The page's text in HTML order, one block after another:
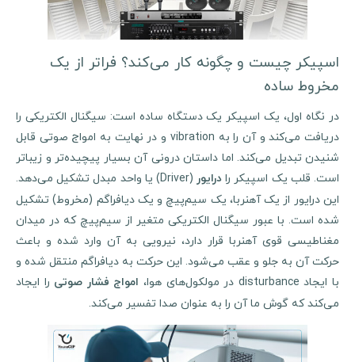
اسپیکر چیست و چگونه کار می‌کند؟ فراتر از یک
مخروط ساده
در نگاه اول، یک اسپیکر یک دستگاه ساده است: سیگنال الکتریکی را
دریافت می‌کند و آن را به vibration و در نهایت به امواج صوتی قابل
شنیدن تبدیل می‌کند. اما داستان درونی آن بسیار پیچیده‌تر و زیباتر
است. قلب یک اسپیکر رادرایور
(Driver) یا واحد مبدل تشکیل می‌دهد.
این درایور از یک آهنربا، یک سیم‌پیچ و یک دیافراگم (مخروط) تشکیل
شده است. با عبور سیگنال الکتریکی متغیر از سیم‌پیچ که در میدان
مغناطیسی قوی آهنربا قرار دارد، نیرویی به آن وارد شده و باعث
حرکت آن به جلو و عقب می‌شود. این حرکت به دیافراگم منتقل شده و
با ایجاد disturbance در مولکول‌های هوا،
امواج فشار صوتیرا ایجاد
می‌کند که گوش ما آن را به عنوان صدا تفسیر می‌کند.